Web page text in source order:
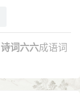
诗词六六成语词